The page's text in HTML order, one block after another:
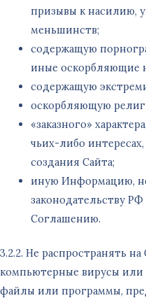
призывы к насилию,
меньшинств;
содержащую
иные оскорбляющие
содержащую
оскорбляющую
«заказного»
чьих-либо
создания Сайта;
иную Информацию,
законодательству
Соглашению.
3.2.2. Не распространять
компьютерные вирусы
файлы или программы,